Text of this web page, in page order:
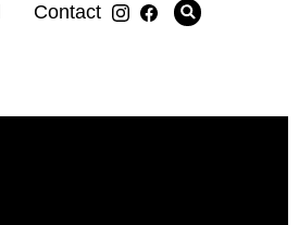
Contact